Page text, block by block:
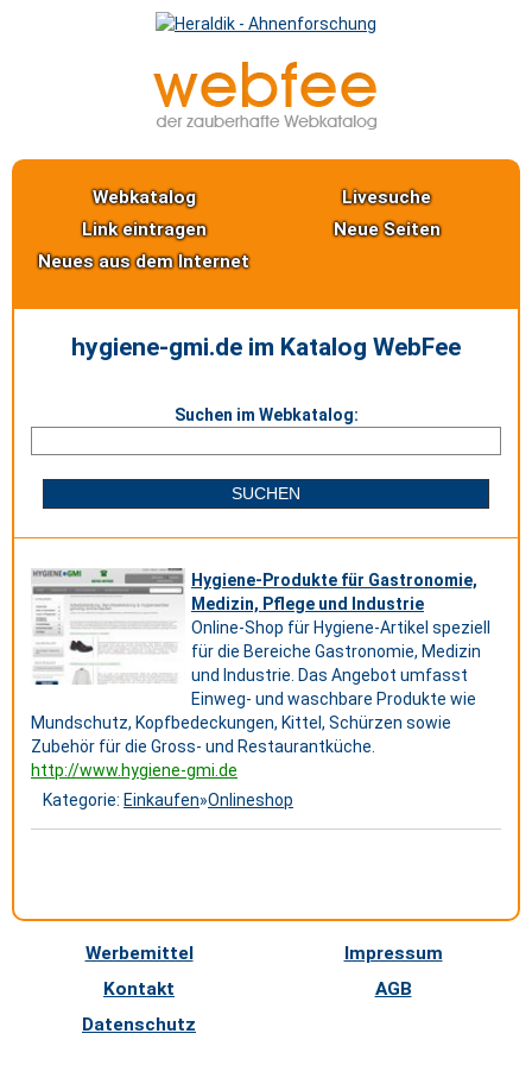
Webkatalog
Livesuche
Link eintragen
Neue Seiten
Neues aus dem Internet
hygiene-gmi.de im Katalog WebFee
Suchen im Webkatalog:
Hygiene-Produkte für Gastronomie,
Medizin, Pflege und Industrie
Online-Shop für Hygiene-Artikel speziell
für die Bereiche Gastronomie, Medizin
und Industrie. Das Angebot umfasst
Einweg- und waschbare Produkte wie
Mundschutz, Kopfbedeckungen, Kittel, Schürzen sowie
Zubehör für die Gross- und Restaurantküche.
http://www.hygiene-gmi.de
Kategorie: Einkaufen»Onlineshop
Werbemittel
Impressum
Kontakt
AGB
Datenschutz